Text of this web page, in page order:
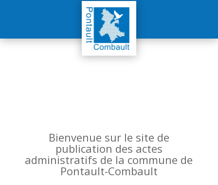
Bienvenue sur le site de
publication des actes
administratifs de la commune de
Pontault-Combault